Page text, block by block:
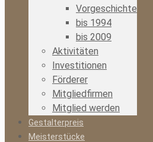
Vorgeschichte
bis 1994
bis 2009
Aktivitäten
Investitionen
Förderer
Mitgliedfirmen
Mitglied werden
Gestalterpreis
Meisterstücke